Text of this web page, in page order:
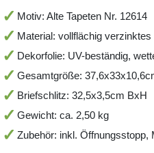
Motiv: Alte Tapeten Nr. 12614
Material: vollflächig
Dekorfolie: UV-beständig,
Gesamtgröße:
Briefschlitz: 32,5x3,5cm BxH
Gewicht: ca. 2,50 kg
Zubehör: inkl. Öffnungsstopp,